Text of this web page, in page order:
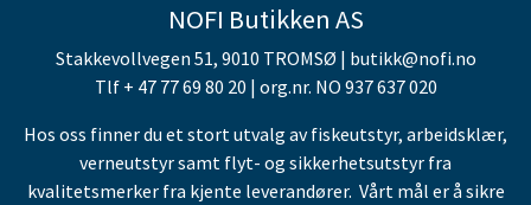
NOFI Butikken AS
Stakkevollvegen 51, 9010 TROMSØ | butikk@nofi.no
Tlf + 47 77 69 80 20 | org.nr. NO 937 637 020
Hos oss finner du et stort utvalg av fiskeutstyr, arbeidsklær,
verneutstyr samt flyt- og sikkerhetsutstyr fra
kvalitetsmerker fra kjente leverandører. Vårt mål er å sikre